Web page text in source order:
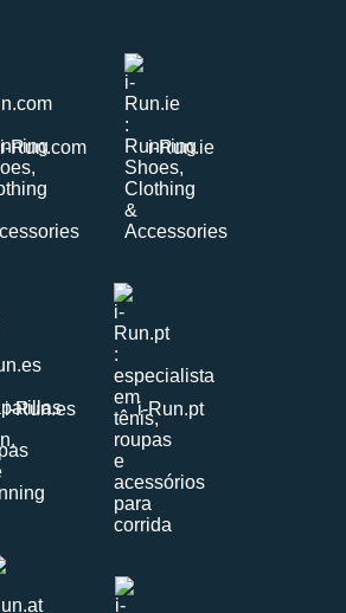
i-Run.com i-Run.ie
i-Run.es i-Run.pt